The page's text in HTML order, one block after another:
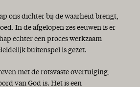
ons dichter bij de waarheid brengt,
In de afgelopen zes eeuwen is er
echter een proces werkzaam
buitenspel is gezet.
met de rotsvaste overtuiging,
van God is. Het is een